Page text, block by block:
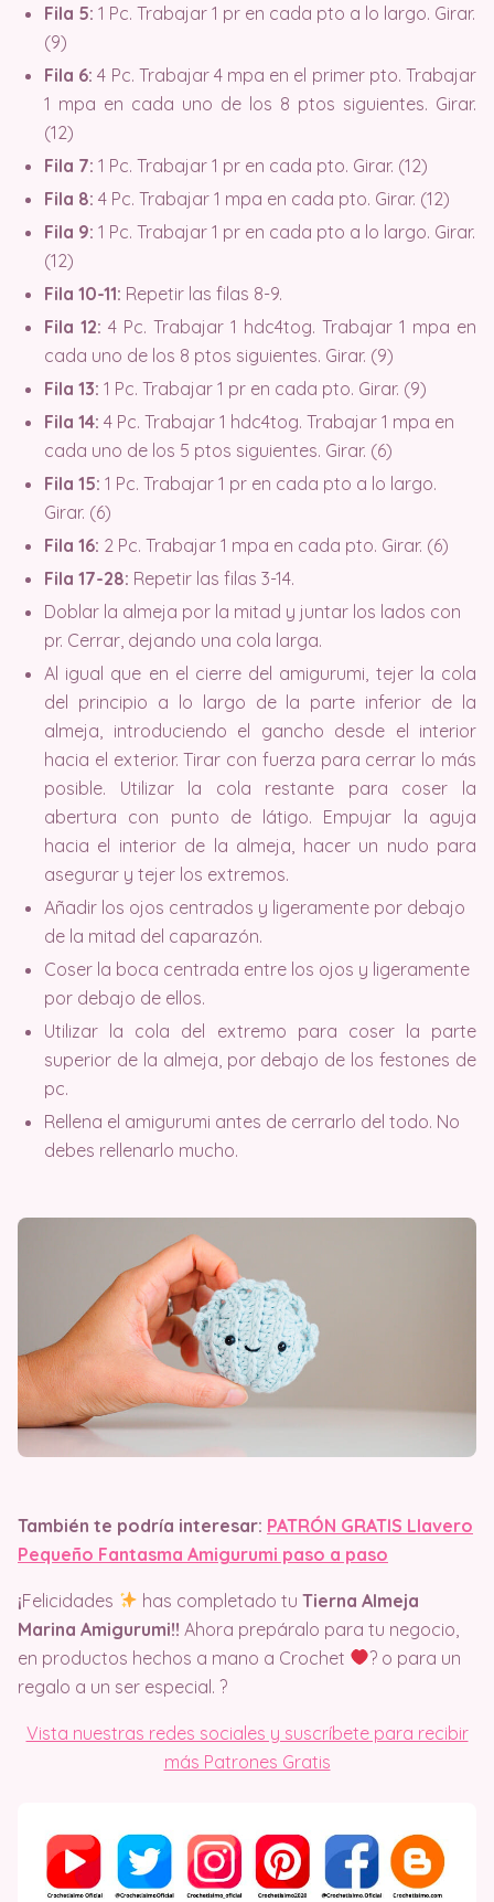
Fila 5: 1 Pc. Trabajar 1 pr en cada pto a lo largo. Girar.
(9)
Fila 6: 4 Pc. Trabajar 4 mpa en el primer pto. Trabajar
1 mpa en cada uno de los 8 ptos siguientes. Girar.
(12)
Fila 7: 1 Pc. Trabajar 1 pr en cada pto. Girar. (12)
Fila 8: 4 Pc. Trabajar 1 mpa en cada pto. Girar. (12)
Fila 9: 1 Pc. Trabajar 1 pr en cada pto a lo largo. Girar.
(12)
Fila 10-11: Repetir las filas 8-9.
Fila 12: 4 Pc. Trabajar 1 hdc4tog. Trabajar 1 mpa en
cada uno de los 8 ptos siguientes. Girar. (9)
Fila 13: 1 Pc. Trabajar 1 pr en cada pto. Girar. (9)
Fila 14: 4 Pc. Trabajar 1 hdc4tog. Trabajar 1 mpa en
cada uno de los 5 ptos siguientes. Girar. (6)
Fila 15: 1 Pc. Trabajar 1 pr en cada pto a lo largo.
Girar. (6)
Fila 16: 2 Pc. Trabajar 1 mpa en cada pto. Girar. (6)
Fila 17-28: Repetir las filas 3-14.
Doblar la almeja por la mitad y juntar los lados con
pr. Cerrar, dejando una cola larga.
Al igual que en el cierre del amigurumi, tejer la cola
del principio a lo largo de la parte inferior de la
almeja, introduciendo el gancho desde el interior
hacia el exterior. Tirar con fuerza para cerrar lo más
posible. Utilizar la cola restante para coser la
abertura con punto de látigo. Empujar la aguja
hacia el interior de la almeja, hacer un nudo para
asegurar y tejer los extremos.
Añadir los ojos centrados y ligeramente por debajo
de la mitad del caparazón.
Coser la boca centrada entre los ojos y ligeramente
por debajo de ellos.
Utilizar la cola del extremo para coser la parte
superior de la almeja, por debajo de los festones de
pc.
Rellena el amigurumi antes de cerrarlo del todo. No
debes rellenarlo mucho.
También te podría interesar: PATRÓN GRATIS Llavero
Pequeño Fantasma Amigurumi paso a paso
¡Felicidades has completado tu Tierna Almeja
Marina Amigurumi!! Ahora prepáralo para tu negocio,
en productos hechos a mano a Crochet
? o para un
regalo a un ser especial. ?
Vista nuestras redes sociales y suscríbete para recibir
más Patrones Gratis